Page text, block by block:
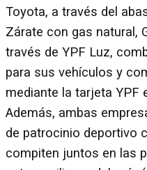
Toyota, a través del
Zárate con gas natural,
través de YPF Luz,
para sus vehículos y
mediante la tarjeta YPF
Además, ambas
de patrocinio deportivo
compiten juntos en las